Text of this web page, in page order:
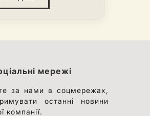
і подяку.
мережі
за нами в соцмережах,
останні новини
компанії.